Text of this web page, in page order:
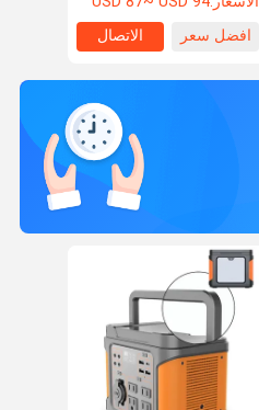
افضل سعر
الاتصال